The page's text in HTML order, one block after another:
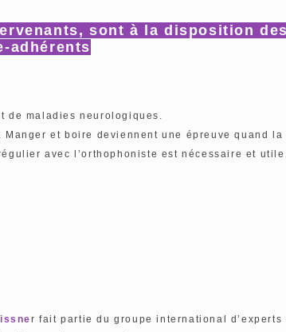
sont à la disposition
adhérents
de maladies neurologiques.
et boire deviennent une épreuve quand
avec l’orthophoniste est nécessaire et
r fait partie du groupe international d’experts